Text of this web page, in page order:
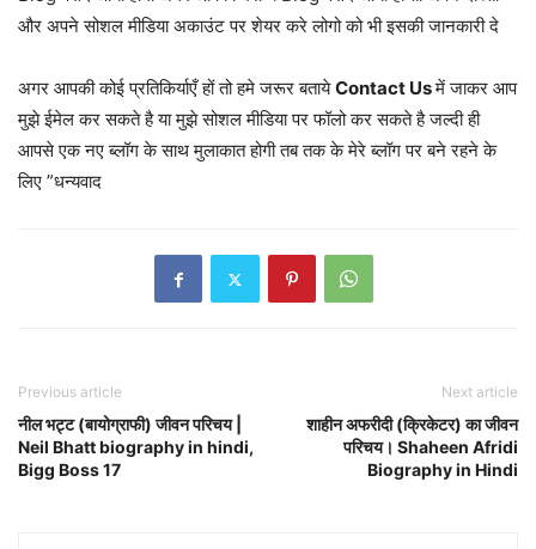
और अपने सोशल मीडिया अकाउंट पर शेयर करे लोगो को भी इसकी जानकारी दे
अगर आपकी कोई प्रतिकिर्याएँ हों तो हमे जरूर बतायेContact Usमें जाकर आप
मुझे ईमेल कर सकते है या मुझे सोशल मीडिया पर फॉलो कर सकते है जल्दी ही
आपसे एक नए ब्लॉग के साथ मुलाकात होगी तब तक के मेरे ब्लॉग पर बने रहने के
लिए ”धन्यवाद
Previous article
नील भट्ट (बायोग्राफी) जीवन परिचय |
Neil Bhatt biography in hindi,
Bigg Boss 17
Next article
शाहीन अफरीदी (क्रिकेटर) का जीवन
परिचय। Shaheen Afridi
Biography in Hindi